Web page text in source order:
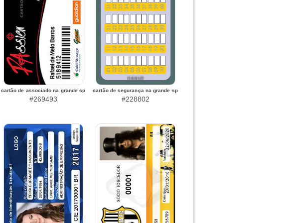
cartão de associado na grande sp
#269493
cartão de segurança na grande sp
#228802